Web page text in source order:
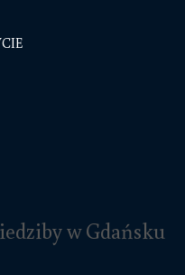
w Gdańsku